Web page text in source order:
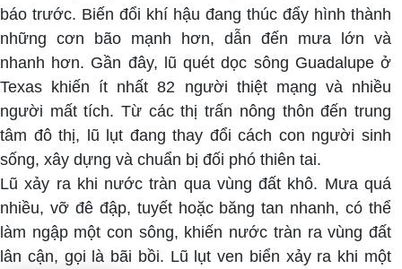
báo trước. Biến đổi khí hậu đang thúc đẩy hình thành
những cơn bão mạnh hơn, dẫn đến mưa lớn và
nhanh hơn. Gần đây, lũ quét dọc sông Guadalupe ở
Texas khiến ít nhất 82 người thiệt mạng và nhiều
người mất tích. Từ các thị trấn nông thôn đến trung
tâm đô thị, lũ lụt đang thay đổi cách con người sinh
sống, xây dựng và chuẩn bị đối phó thiên tai.
Lũ xảy ra khi nước tràn qua vùng đất khô. Mưa quá
nhiều, vỡ đê đập, tuyết hoặc băng tan nhanh, có thể
làm ngập một con sông, khiến nước tràn ra vùng đất
lân cận, gọi là bãi bồi. Lũ lụt ven biển xảy ra khi một